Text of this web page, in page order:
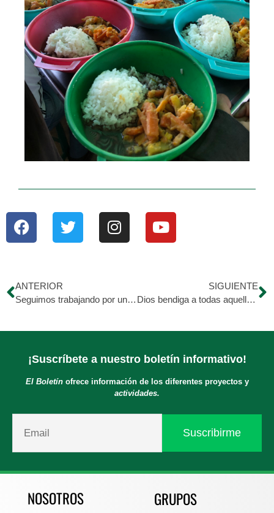
ANTERIOR
Seguimos trabajando por una Venezuela mejor
SIGUIENTE
Dios bendiga a todas aquellas personas que hacen vida activa en esta hermosa familia
¡Suscríbete a nuestro boletín informativo!
El Boletínofrece información de los diferentes proyectos y
actividades.
NOSOTROS GRUPOS